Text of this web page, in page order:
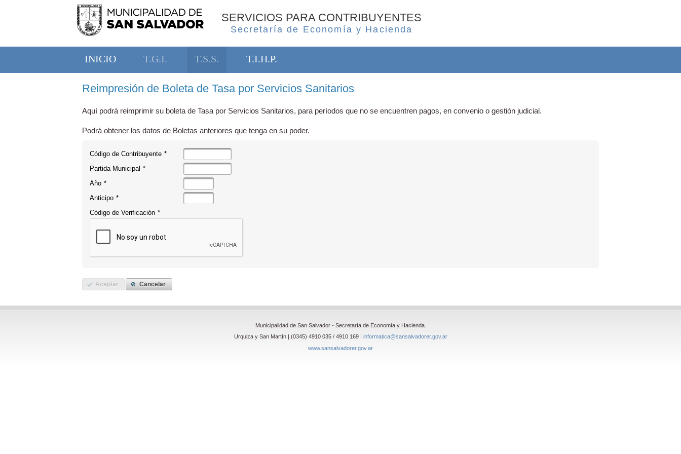
SERVICIOS PARA CONTRIBUYENTES
Secretaría de Economía y Hacienda
INICIO T.G.I. T.S.S. T.I.H.P.
Reimpresión de Boleta de Tasa por Servicios Sanitarios
Aquí podrá reimprimir su boleta de Tasa por Servicios Sanitarios, para períodos que no se encuentren pagos, en convenio o gestión judicial.
Podrá obtener los datos de Boletas anteriores que tenga en su poder.
Código de Contribuyente *
Partida Municipal *
Año *
Anticipo *
Código de Verificación *
Aceptar Cancelar
Municipalidad de San Salvador - Secretaría de Economía y Hacienda.
Urquiza y San Martín | (0345) 4910 035 / 4910 169 | informatica@sansalvadorer.gov.ar
www.sansalvadorer.gov.ar